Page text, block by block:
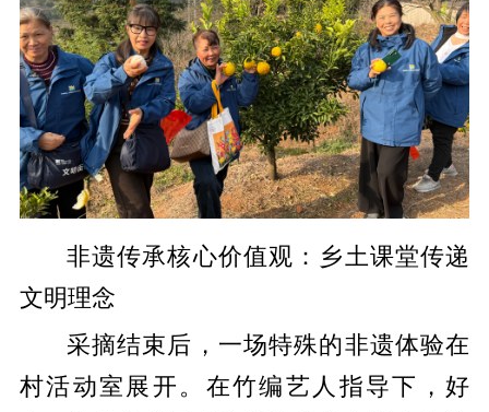
非遗传承核心价值观：乡土课堂传递
文明理念
采摘结束后，一场特殊的非遗体验在
村活动室展开。在竹编艺人指导下，好